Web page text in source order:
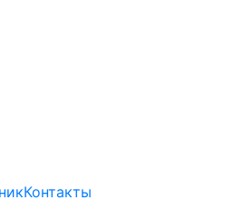
Контакты